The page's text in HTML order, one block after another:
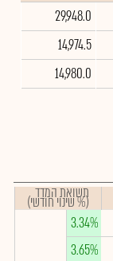
29,948.0
14,974.5
14,980.0
תשואת המדד
(% שינוי חודשי)
3.34%
3.65%